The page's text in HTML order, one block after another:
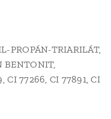
PROPÁN-TRIARILÁT,
BENTONIT,
CI 77266, CI 77891, CI